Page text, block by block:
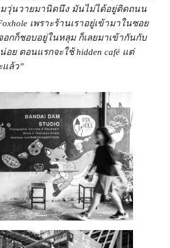
วุ่นวายมานิดนึง มันไม่ได้อยู่ติดถนน
เพราะร้านเราอยู่เข้ามาในซอย
กก็ชอบอยู่ในหลุม ก็เลยมาเข้ากันกับ
ย ตอนแรกจะใช้ hidden café แต่
แล้ว”